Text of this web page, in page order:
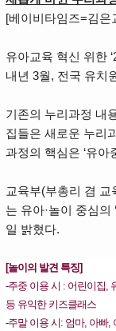
[베이비타임즈=김은
유아교육 혁신 위한
내년 3월, 전국 유치
기존의 누리과정 내
집들은 새로운 누리
과정의 핵심은 ‘유아
교육부(부총리 겸 교
는 유아·놀이 중심의
일 밝혔다.
[놀이의 발견 특징]
-주중 이용 시 : 어린이집,
등 유익한 키즈클래스
-주말 이용 시: 엄마, 아빠,